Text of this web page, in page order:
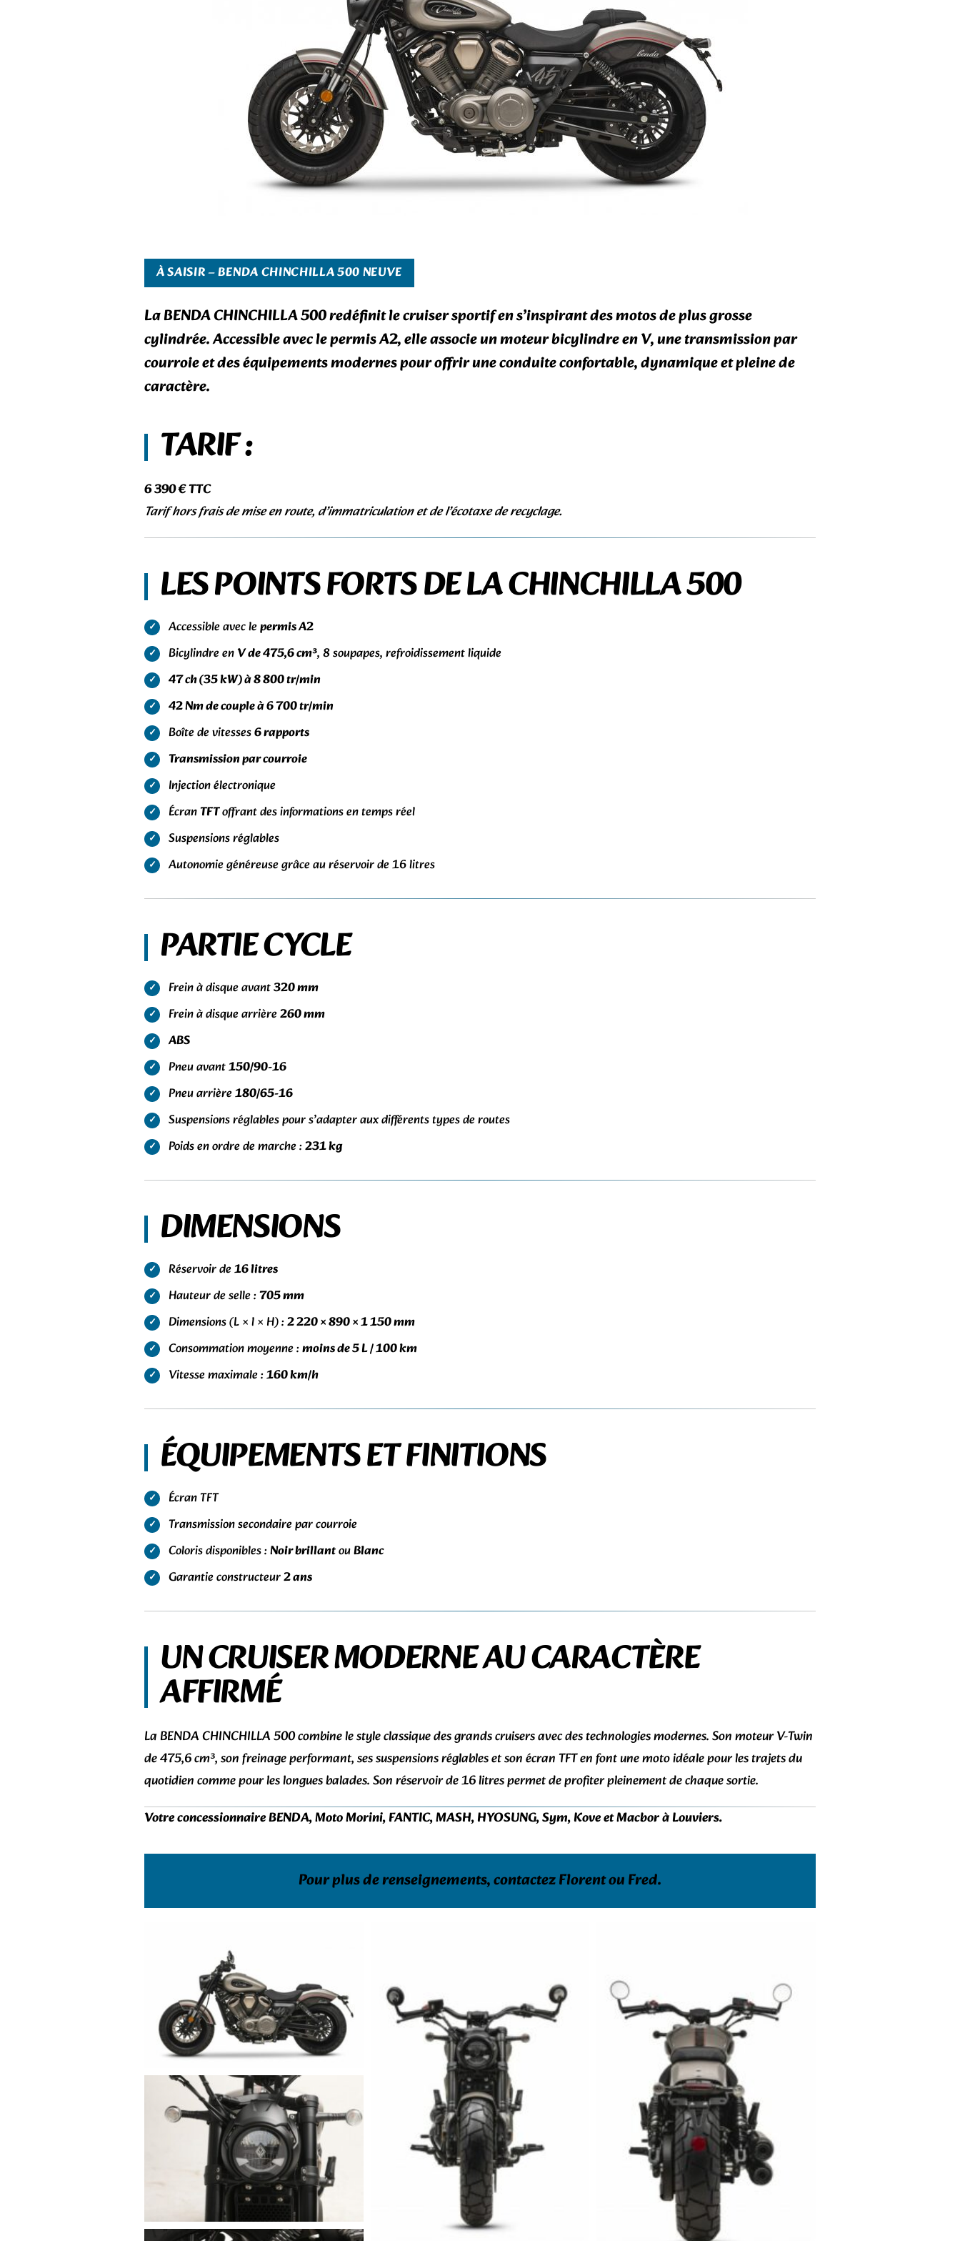
À SAISIR – BENDA CHINCHILLA 500 NEUVE
LaBENDA CHINCHILLA 500redéfinit le cruiser sportif en s’inspirant des motos de plus grosse
cylindrée. Accessible avec lepermis A2, elle associe un moteur bicylindre en V, une transmission par
courroie et des équipements modernes pour offrir une conduite confortable, dynamique et pleine de
caractère.
TARIF :
6 390 € TTC
Tarif hors frais de mise en route, d’immatriculation et de l’écotaxe de recyclage.
LES POINTS FORTS DE LA CHINCHILLA 500
Accessible avec lepermis A2
Bicylindre enV de 475,6 cm³, 8 soupapes, refroidissement liquide
47 ch (35 kW) à 8 800 tr/min
42 Nm de couple à 6 700 tr/min
Boîte de vitesses6 rapports
Transmission par courroie
Injection électronique
ÉcranTFToffrant des informations en temps réel
Suspensions réglables
Autonomie généreuse grâce au réservoir de 16 litres
PARTIE CYCLE
Frein à disque avant320 mm
Frein à disque arrière260 mm
ABS
Pneu avant150/90-16
Pneu arrière180/65-16
Suspensions réglables pour s’adapter aux différents types de routes
Poids en ordre de marche :231 kg
DIMENSIONS
Réservoir de16 litres
Hauteur de selle :705 mm
Dimensions (L × l × H) :2 220 × 890 × 1 150 mm
Consommation moyenne :moins de 5 L / 100 km
Vitesse maximale :160 km/h
ÉQUIPEMENTS ET FINITIONS
Écran TFT
Transmission secondaire par courroie
Coloris disponibles :Noir brillantouBlanc
Garantie constructeur2 ans
UN CRUISER MODERNE AU CARACTÈRE
AFFIRMÉ
La BENDA CHINCHILLA 500 combine le style classique des grands cruisers avec des technologies modernes. Son moteur V-Twin
de 475,6 cm³, son freinage performant, ses suspensions réglables et son écran TFT en font une moto idéale pour les trajets du
quotidien comme pour les longues balades. Son réservoir de 16 litres permet de profiter pleinement de chaque sortie.
Votre concessionnaire BENDA, Moto Morini, FANTIC, MASH, HYOSUNG, Sym, Kove et Macbor à Louviers.
Pour plus de renseignements, contactez Florent ou Fred.